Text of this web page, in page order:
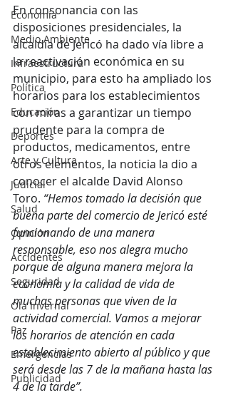
Economía
Medio Ambiente
Infraestructura
Política
Educación
Deportes
Arte y Cultura
Judicial
Salud
Opinión
Accidentes
Seguridad
Ola Invernal
Paz
Emergencias
Publicidad
En consonancia con las
disposiciones presidenciales, la
alcaldía de Jericó ha dado vía libre a
la reactivación económica en su
municipio, para esto ha ampliado los
horarios para los establecimientos
con miras a garantizar un tiempo
prudente para la compra de
productos, medicamentos, entre
otros elementos, la noticia la dio a
conocer el alcalde David Alonso
Toro. “Hemos tomado la decisión que
buena parte del comercio de Jericó esté
funcionando de una manera
responsable, eso nos alegra mucho
porque de alguna manera mejora la
economía y la calidad de vida de
muchas personas que viven de la
actividad comercial. Vamos a mejorar
los horarios de atención en cada
establecimiento abierto al público y que
será desde las 7 de la mañana hasta las
4 de la tarde”.